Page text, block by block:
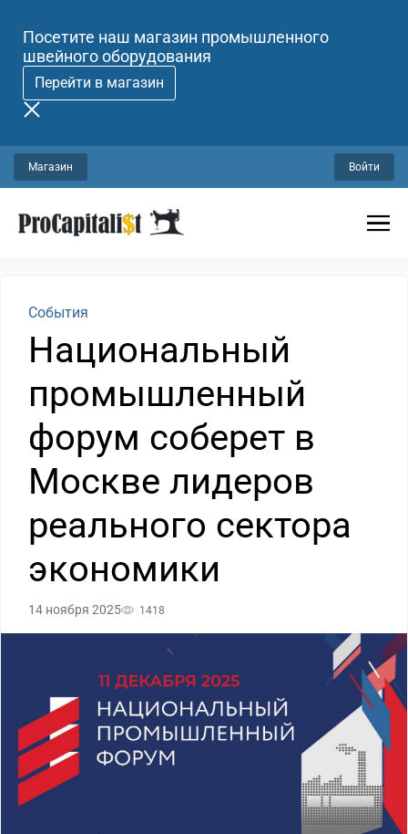
Посетите наш магазин промышленного
швейного оборудования
Перейти в магазин
Магазин Войти
События
Национальный
промышленный
форум соберет в
Москве лидеров
реального сектора
экономики
14 ноября 2025 1418